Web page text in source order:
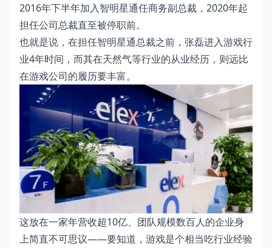
2016年下半年加入智明星通任商务副总裁，2020年起
担任公司总裁直至被停职前。
也就是说，在担任智明星通总裁之前，张磊进入游戏行
业4年时间，而其在天然气等行业的从业经历，则远比
在游戏公司的履历要丰富。
这放在一家年营收超10亿、团队规模数百人的企业身
上简直不可思议——要知道，游戏是个相当吃行业经验